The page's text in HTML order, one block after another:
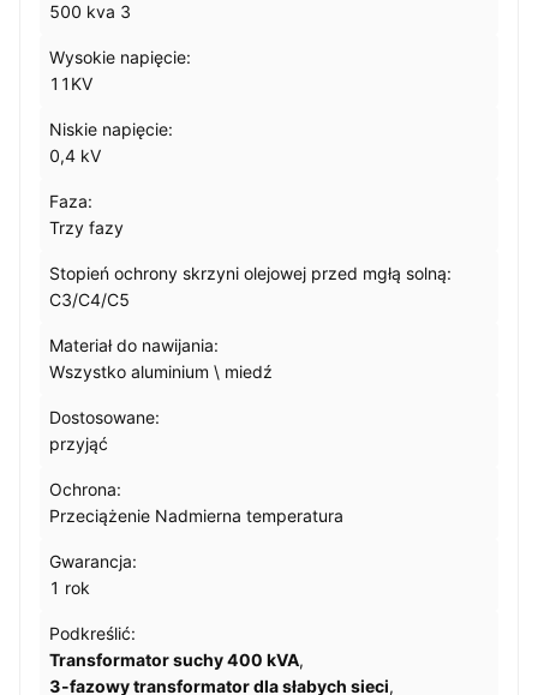
500 kva 3
Wysokie napięcie:
11KV
Niskie napięcie:
0,4 kV
Faza:
Trzy fazy
Stopień ochrony skrzyni olejowej przed mgłą solną:
C3/C4/C5
Materiał do nawijania:
Wszystko aluminium \ miedź
Dostosowane:
przyjąć
Ochrona:
Przeciążenie Nadmierna temperatura
Gwarancja:
1 rok
Podkreślić:
Transformator suchy 400 kVA,
3-fazowy transformator dla słabych sieci,